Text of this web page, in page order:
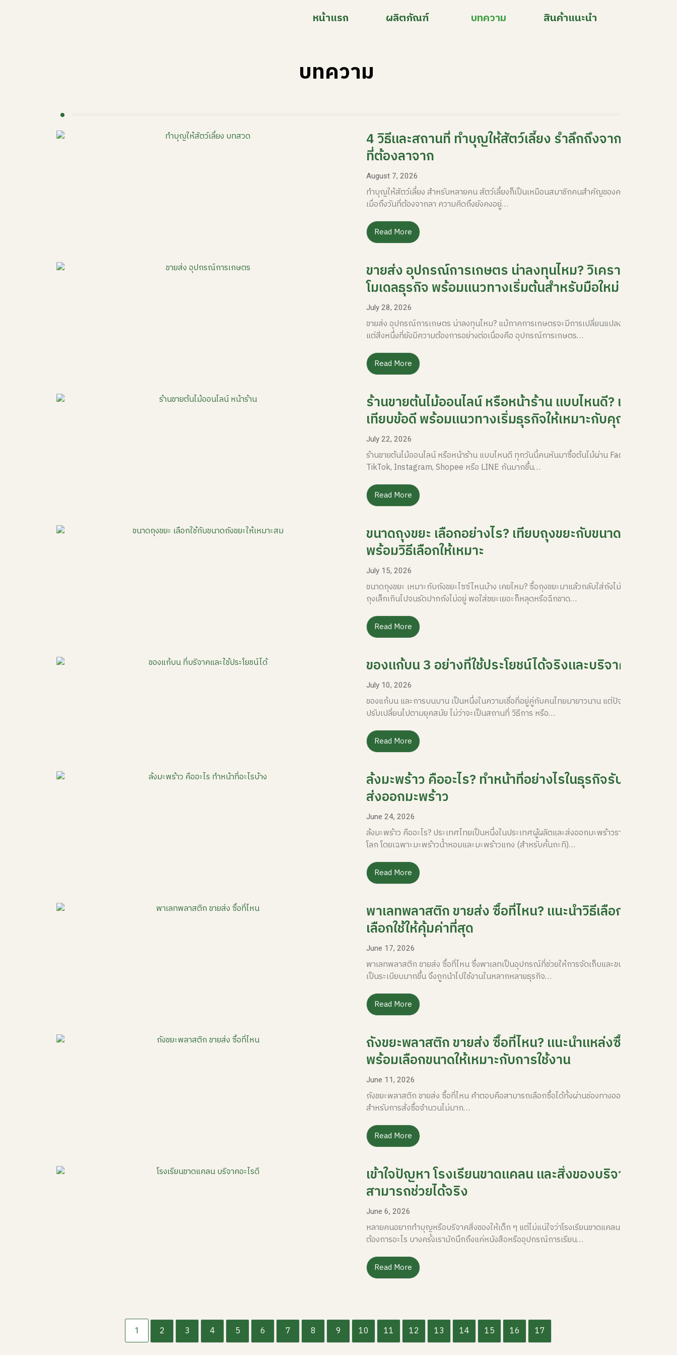
หน้าแรก ผลิตภัณฑ์ บทความ สินค้าแนะนำ
บทความ
4 วิธีและสถานที่ ทำบุญให้สัตว์เลี้ยง รำลึกถึงจากใจในวัน
ที่ต้องลาจาก
August 7, 2026
ทำบุญให้สัตว์เลี้ยง สำหรับหลายคน สัตว์เลี้ยงก็เป็นเหมือนสมาชิกคนสำคัญของครอบครัว
เมื่อถึงวันที่ต้องจากลา ความคิดถึงยังคงอยู่…
Read More
ขายส่ง อุปกรณ์การเกษตร น่าลงทุนไหม? วิเคราะห์
โมเดลธุรกิจ พร้อมแนวทางเริ่มต้นสำหรับมือใหม่
July 28, 2026
ขายส่ง อุปกรณ์การเกษตร น่าลงทุนไหม? แม้ภาคการเกษตรจะมีการเปลี่ยนแปลงอยู่ตลอด
แต่สิ่งหนึ่งที่ยังมีความต้องการอย่างต่อเนื่องคือ อุปกรณ์การเกษตร…
Read More
ร้านขายต้นไม้ออนไลน์ หรือหน้าร้าน แบบไหนดี? เปรียบ
เทียบข้อดี พร้อมแนวทางเริ่มธุรกิจให้เหมาะกับคุณ
July 22, 2026
ร้านขายต้นไม้ออนไลน์ หรือหน้าร้าน แบบไหนดี ทุกวันนี้คนหันมาซื้อต้นไม้ผ่าน Facebook,
TikTok, Instagram, Shopee หรือ LINE กันมากขึ้น…
Read More
ขนาดถุงขยะ เลือกอย่างไร? เทียบถุงขยะกับขนาดถังขยะ
พร้อมวิธีเลือกให้เหมาะ
July 15, 2026
ขนาดถุงขยะ เหมาะกับถังขยะไซซ์ไหนบ้าง เคยไหม? ซื้อถุงขยะมาแล้วกลับใส่ถังไม่ได้ บางครั้ง
ถุงเล็กเกินไปจนรัดปากถังไม่อยู่ พอใส่ขยะเยอะก็หลุดหรือฉีกขาด…
Read More
ของแก้บน 3 อย่างที่ใช้ประโยชน์ได้จริงและบริจาคต่อได้
July 10, 2026
ของแก้บน และการบนบาน เป็นหนึ่งในความเชื่อที่อยู่คู่กับคนไทยมายาวนาน แต่ปัจจุบันก็มีการ
ปรับเปลี่ยนไปตามยุคสมัย ไม่ว่าจะเป็นสถานที่ วิธีการ หรือ…
Read More
ล้งมะพร้าว คืออะไร? ทำหน้าที่อย่างไรในธุรกิจรับซื้อและ
ส่งออกมะพร้าว
June 24, 2026
ล้งมะพร้าว คืออะไร? ประเทศไทยเป็นหนึ่งในประเทศผู้ผลิตและส่งออกมะพร้าวรายสำคัญของ
โลก โดยเฉพาะมะพร้าวน้ำหอมและมะพร้าวแกง (สำหรับคั้นกะทิ)…
Read More
พาเลทพลาสติก ขายส่ง ซื้อที่ไหน? แนะนำวิธีเลือกซื้อและ
เลือกใช้ให้คุ้มค่าที่สุด
June 17, 2026
พาเลทพลาสติก ขายส่ง ซื้อที่ไหน ซึ่งพาเลทเป็นอุปกรณ์ที่ช่วยให้การจัดเก็บและขนย้ายสินค้า
เป็นระเบียบมากขึ้น จึงถูกนำไปใช้งานในหลากหลายธุรกิจ…
Read More
ถังขยะพลาสติก ขายส่ง ซื้อที่ไหน? แนะนำแหล่งซื้อ
พร้อมเลือกขนาดให้เหมาะกับการใช้งาน
June 11, 2026
ถังขยะพลาสติก ขายส่ง ซื้อที่ไหน คำตอบคือสามารถเลือกซื้อได้ทั้งผ่านช่องทางออนไลน์อย่าง
สำหรับการสั่งซื้อจำนวนไม่มาก…
Read More
เข้าใจปัญหา โรงเรียนขาดแคลน และสิ่งของบริจาคที่
สามารถช่วยได้จริง
June 6, 2026
หลายคนอยากทำบุญหรือบริจาคสิ่งของให้เด็ก ๆ แต่ไม่แน่ใจว่าโรงเรียนขาดแคลนจริง ๆ
ต้องการอะไร บางครั้งเรามักนึกถึงแค่หนังสือหรืออุปกรณ์การเรียน…
Read More
1 2 3 4 5 6 7 8 9 10 11 12 13 14 15 16 17